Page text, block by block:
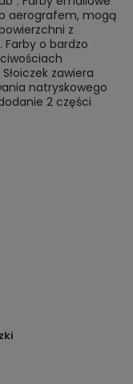
aerografem, mogą
z
o bardzo
zawiera
natryskowego
2 części